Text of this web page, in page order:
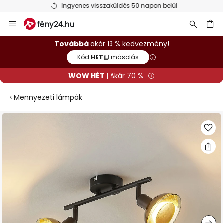
Ingyenes visszaküldés 50 napon belül
Ugrás
a
tartalomhozTovábbáakár 13 % kedvezmény!
Kód:HET másolás
WOW HÉT | Akár 70 %
Mennyezeti lámpák
Ugrás